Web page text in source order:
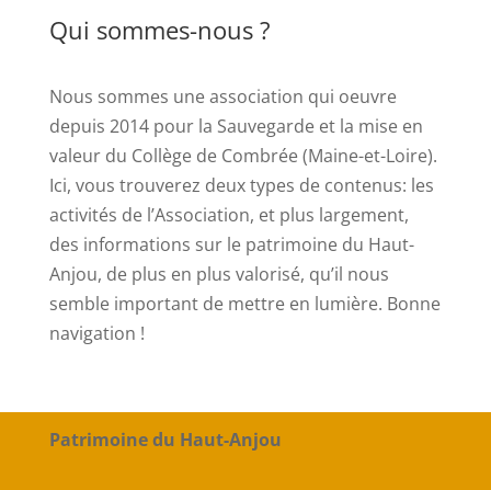
Qui sommes-nous ?
Nous sommes une association qui oeuvre
depuis 2014 pour la Sauvegarde et la mise en
valeur du Collège de Combrée (Maine-et-Loire).
Ici, vous trouverez deux types de contenus: les
activités de l’Association, et plus largement,
des informations sur le patrimoine du Haut-
Anjou, de plus en plus valorisé, qu’il nous
semble important de mettre en lumière. Bonne
navigation !
Patrimoine du Haut-Anjou